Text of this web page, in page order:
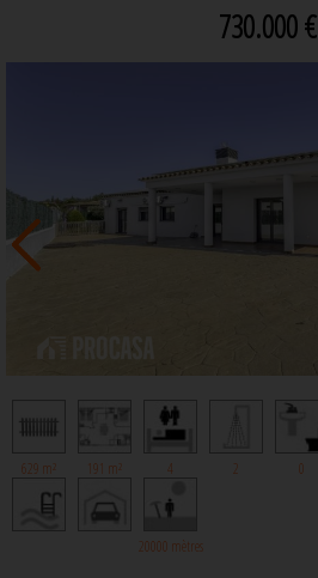
730.000 €
629 m² 191 m² 4 2 0
20000 mètres